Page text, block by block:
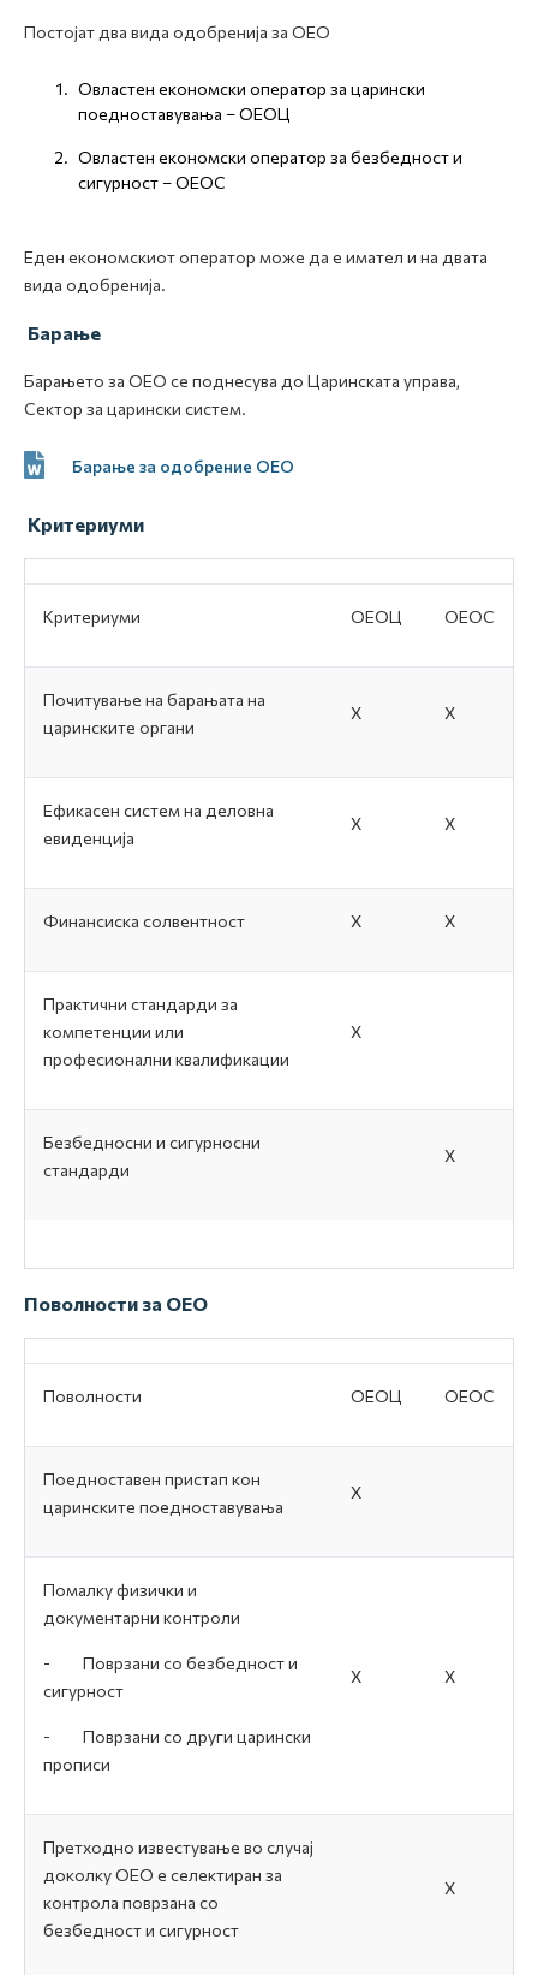
Постојат два вида одобренија за ОЕО
Овластен економски оператор за царински
поедноставувања – ОЕОЦ
Овластен економски оператор за безбедност и
сигурност – ОЕОС
Еден економскиот оператор може да е имател и на двата
вида одобренија.
Барање
Барањето за ОЕО се поднесува до Царинската управа,
Сектор за царински систем.
Барање за одобрение ОЕО
Критериуми
Критериуми ОЕОЦ ОЕОС
Почитување на барањата на
царинските органи
Х Х
Ефикасен систем на деловна
евиденција
Х Х
Финансиска солвентност Х Х
Практични стандарди за
компетенции или
професионални квалификации
Х
Безбедносни и сигурносни
стандарди
Х
Поволности за ОЕО
Поволности ОЕОЦ ОЕОС
Поедноставен пристап кон
царинските поедноставувања
Х
Помалку физички и
документарни контроли
-
Поврзани со безбедност и
сигурност
-
Поврзани со други царински
прописи
Х Х
Претходно известување во случај
доколку ОЕО е селектиран за
контрола поврзана со
безбедност и сигурност
Х